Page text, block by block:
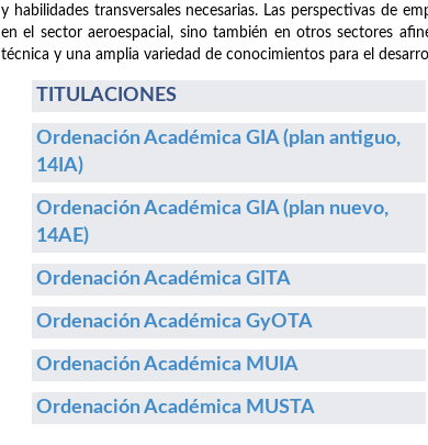
y habilidades transversales necesarias. Las perspectivas de
en el sector aeroespacial, sino también en otros sectores
técnica y una amplia variedad de conocimientos para el
TITULACIONES
Ordenación Académica GIA (plan antiguo,
14IA)
Ordenación Académica GIA (plan nuevo,
14AE)
Ordenación Académica GITA
Ordenación Académica GyOTA
Ordenación Académica MUIA
Ordenación Académica MUSTA